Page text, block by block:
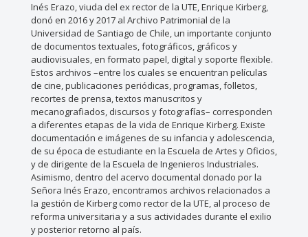
Inés Erazo, viuda del ex rector de la UTE, Enrique Kirberg,
donó en 2016 y 2017 al Archivo Patrimonial de la
Universidad de Santiago de Chile, un importante conjunto
de documentos textuales, fotográficos, gráficos y
audiovisuales, en formato papel, digital y soporte flexible.
Estos archivos –entre los cuales se encuentran películas
de cine, publicaciones periódicas, programas, folletos,
recortes de prensa, textos manuscritos y
mecanografiados, discursos y fotografías– corresponden
a diferentes etapas de la vida de Enrique Kirberg. Existe
documentación e imágenes de su infancia y adolescencia,
de su época de estudiante en la Escuela de Artes y Oficios,
y de dirigente de la Escuela de Ingenieros Industriales.
Asimismo, dentro del acervo documental donado por la
Señora Inés Erazo, encontramos archivos relacionados a
la gestión de Kirberg como rector de la UTE, al proceso de
reforma universitaria y a sus actividades durante el exilio
y posterior retorno al país.